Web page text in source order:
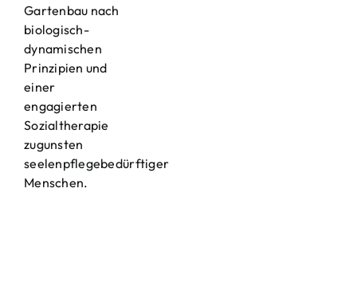
Gartenbau nach
biologisch-
dynamischen
Prinzipien und
einer
engagierten
Sozialtherapie
zugunsten
seelenpflegebedürftiger
Menschen.